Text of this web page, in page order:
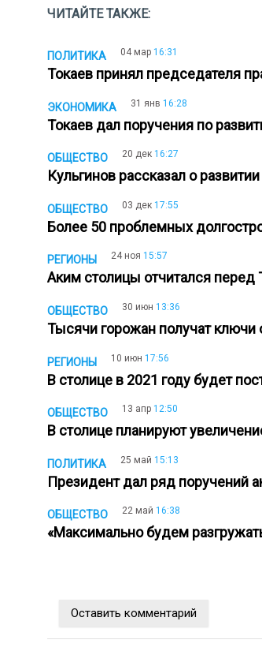
ЧИТАЙТЕ ТАКЖЕ:
ПОЛИТИКА 04 мар 16:31
Токаев принял председателя
ЭКОНОМИКА 31 янв 16:28
Токаев дал поручения по
ОБЩЕСТВО 20 дек 16:27
Кульгинов рассказал о
ОБЩЕСТВО 03 дек 17:55
Более 50 проблемных
РЕГИОНЫ 24 ноя 15:57
Аким столицы отчитался перед
ОБЩЕСТВО 30 июн 13:36
Тысячи горожан получат ключи
РЕГИОНЫ 10 июн 17:56
В столице в 2021 году будет
ОБЩЕСТВО 13 апр 12:50
В столице планируют
ПОЛИТИКА 25 май 15:13
Президент дал ряд поручений
ОБЩЕСТВО 22 май 16:38
«Максимально будем
Оставить комментарий